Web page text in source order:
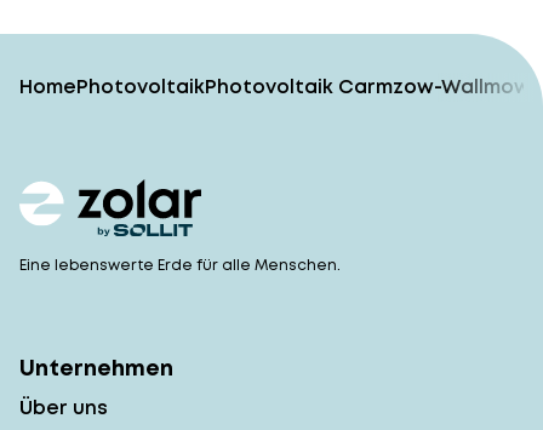
HomePhotovoltaikPhotovoltaik Carmzow-Wallmow
Eine lebenswerte Erde für alle Menschen.
Unternehmen
Über uns